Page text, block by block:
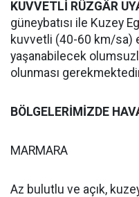
KUVVETLİ RÜZGÂR
güneybatısı ile Kuzey
kuvvetli (40-60 km/sa)
yaşanabilecek
olunması
BÖLGELERİMİZDE
MARMARA
Az bulutlu ve açık,